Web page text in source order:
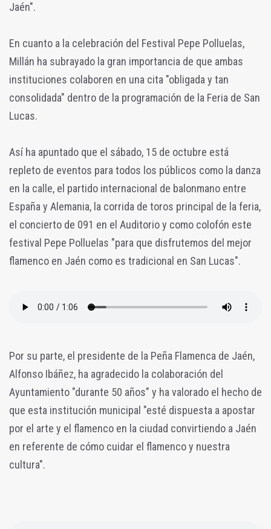
Jaén".
En cuanto a la celebración del Festival Pepe Polluelas,
Millán ha subrayado la gran importancia de que ambas
instituciones colaboren en una cita "obligada y tan
consolidada" dentro de la programación de la Feria de San
Lucas.
Así ha apuntado que el sábado, 15 de octubre está
repleto de eventos para todos los públicos como la danza
en la calle, el partido internacional de balonmano entre
España y Alemania, la corrida de toros principal de la feria,
el concierto de 091 en el Auditorio y como colofón este
festival Pepe Polluelas "para que disfrutemos del mejor
flamenco en Jaén como es tradicional en San Lucas".
Por su parte, el presidente de la Peña Flamenca de Jaén,
Alfonso Ibáñez, ha agradecido la colaboración del
Ayuntamiento "durante 50 años" y ha valorado el hecho de
que esta institución municipal "esté dispuesta a apostar
por el arte y el flamenco en la ciudad convirtiendo a Jaén
en referente de cómo cuidar el flamenco y nuestra
cultura".